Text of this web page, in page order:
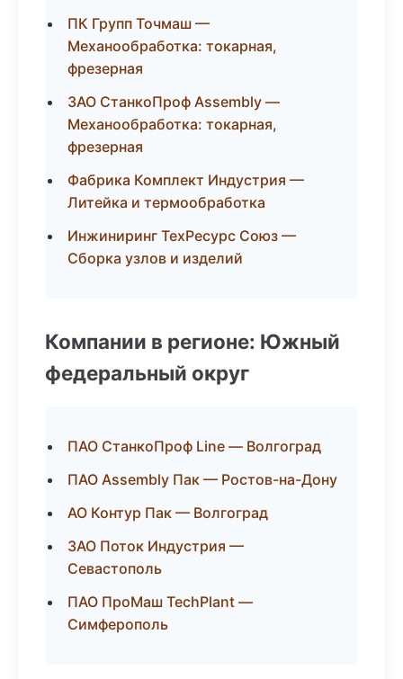
ПК Групп Точмаш —
Механообработка: токарная,
фрезерная
ЗАО СтанкоПроф Assembly —
Механообработка: токарная,
фрезерная
Фабрика Комплект Индустрия —
Литейка и термообработка
Инжиниринг ТехРесурс Союз —
Сборка узлов и изделий
Компании в регионе: Южный
федеральный округ
ПАО СтанкоПроф Line — Волгоград
ПАО Assembly Пак — Ростов-на-Дону
АО Контур Пак — Волгоград
ЗАО Поток Индустрия —
Севастополь
ПАО ПроМаш TechPlant —
Симферополь